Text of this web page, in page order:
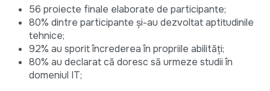
56 proiecte finale elaborate de participante;
80% dintre participante și-au dezvoltat aptitudinile
tehnice;
92% au sporit încrederea în propriile abilități;
80% au declarat că doresc să urmeze studii în
domeniul IT;